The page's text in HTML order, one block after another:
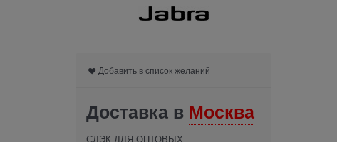
Добавить в список желаний
Доставка в Москва
СДЭК ДЛЯ ОПТОВЫХ